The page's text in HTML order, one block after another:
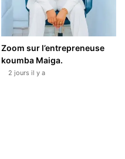
Zoom sur l’entrepreneuse
koumba Maiga.
2 jours il y a